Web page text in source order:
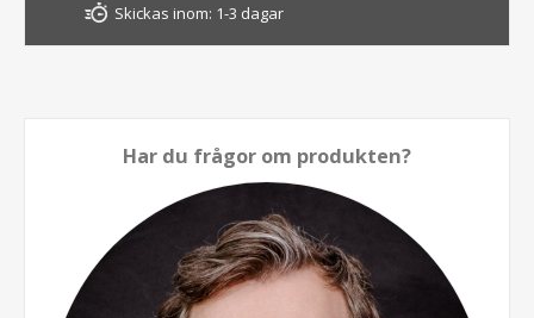
Skickas inom: 1-3 dagar
Har du frågor om produkten?